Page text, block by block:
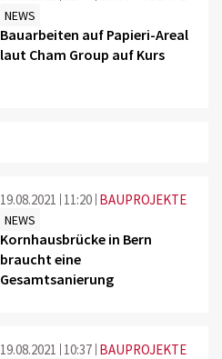
NEWS
Bauarbeiten auf Papieri-Areal
laut Cham Group auf Kurs
19.08.2021 11:20 BAUPROJEKTE
NEWS
Kornhausbrücke in Bern
braucht eine
Gesamtsanierung
19.08.2021 10:37 BAUPROJEKTE